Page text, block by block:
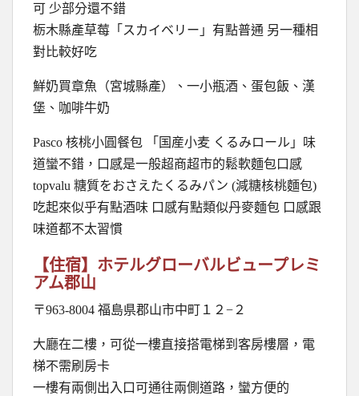
可 少部分還不錯
栃木縣產草莓「スカイベリー」有點普通 另一種相
對比較好吃
鮮奶買章魚（宮城縣產）、一小瓶酒、蛋包飯、漢
堡、咖啡牛奶
Pasco 核桃小圓餐包 「国産小麦 くるみロール」味
道蠻不錯，口感是一般超商超市的鬆軟麵包口感
topvalu 糖質をおさえたくるみパン (減糖核桃麵包)
吃起來似乎有點酒味 口感有點類似丹麥麵包 口感跟
味道都不太習慣
【住宿】ホテルグローバルビュープレミ
アム郡山
〒963-8004 福島県郡山市中町１２−２
大廳在二樓，可從一樓直接搭電梯到客房樓層，電
梯不需刷房卡
一樓有兩側出入口可通往兩側道路，蠻方便的